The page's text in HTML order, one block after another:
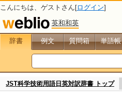
こんにちは、 ゲスト さん[ログイン]
英和和英
辞書 例文 質問箱 単語帳
JST科学技術用語日英対訳辞書 トップ